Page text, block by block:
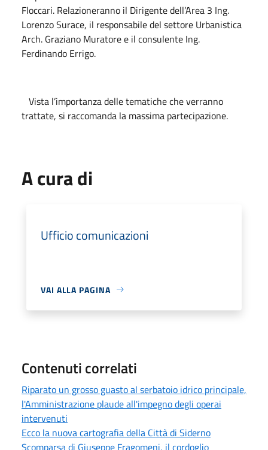
Floccari. Relazioneranno il Dirigente dell’Area 3 Ing.
Lorenzo Surace, il responsabile del settore Urbanistica
Arch. Graziano Muratore e il consulente Ing.
Ferdinando Errigo.
Vista l’importanza delle tematiche che verranno
trattate, si raccomanda la massima partecipazione.
A cura di
Ufficio comunicazioni
VAI ALLA PAGINA
Contenuti correlati
Riparato un grosso guasto al serbatoio idrico principale,
l'Amministrazione plaude all'impegno degli operai
intervenuti
Ecco la nuova cartografia della Città di Siderno
Scomparsa di Giuseppe Fragomeni, il cordoglio